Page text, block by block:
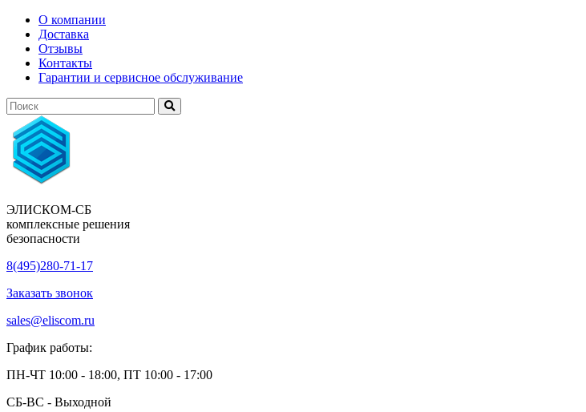
О компании
Доставка
Отзывы
Контакты
Гарантии и сервисное обслуживание
ЭЛИСКОМ-СБ
комплексные решения
безопасности
8(495)280-71-17
Заказать звонок
sales@eliscom.ru
График работы:
ПН-ЧТ 10:00 - 18:00, ПТ 10:00 - 17:00
CБ-ВС - Выходной